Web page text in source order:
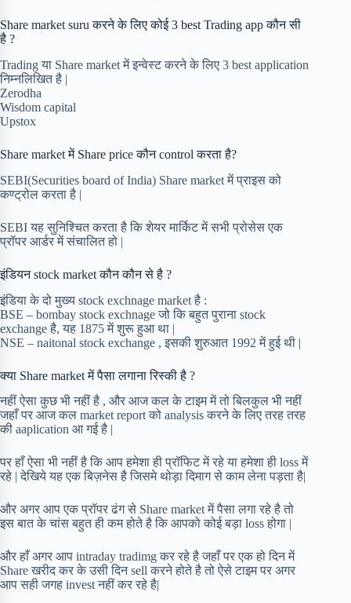
Share market suru करने के लिए कोई 3 best Trading app कौन सी
है ?
Trading या Share market में इन्वेस्ट करने के लिए 3 best application
निम्नलिखित है |
Zerodha
Wisdom capital
Upstox
Share market में Share price कौन control करता है?
SEBI(Securities board of India) Share market में प्राइस को
कण्ट्रोल करता है |
SEBI यह सुनिश्चित करता है कि शेयर मार्किट में सभी प्रोसेस एक
प्रॉपर आर्डर में संचालित हो |
इंडियन stock market कौन कौन से है ?
इंडिया के दो मुख्य stock exchnage market है :
BSE – bombay stock exchnage जो कि बहुत पुराना stock
exchange है, यह 1875 में शुरू हुआ था |
NSE – naitonal stock exchange , इसकी शुरुआत 1992 में हुई थी |
क्या Share market में पैसा लगाना रिस्की है ?
नहीं ऐसा कुछ भी नहीं है , और आज कल के टाइम में तो बिलकुल भी नहीं
जहाँ पर आज कल market report को analysis करने के लिए तरह तरह
की aaplication आ गई है |
पर हाँ ऐसा भी नहीं है कि आप हमेशा ही प्रॉफिट में रहे या हमेशा ही loss में
रहे | देखिये यह एक बिज़नेस है जिसमे थोड़ा दिमाग से काम लेना पड़ता है|
और अगर आप एक प्रॉपर ढंग से Share market में पैसा लगा रहे है तो
इस बात के चांस बहुत ही कम होते है कि आपको कोई बड़ा loss होगा |
और हाँ अगर आप intraday tradimg कर रहे है जहाँ पर एक हो दिन में
Share खरीद कर के उसी दिन sell करने होते है तो ऐसे टाइम पर अगर
आप सही जगह invest नहीं कर रहे है|